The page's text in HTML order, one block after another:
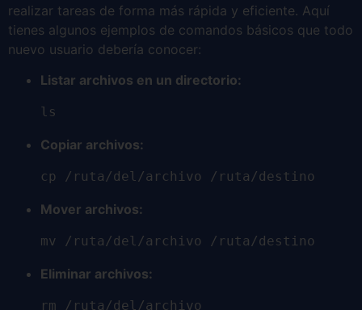
realizar tareas de forma más rápida y eficiente. Aquí
tienes algunos ejemplos de comandos básicos que todo
nuevo usuario debería conocer:
Listar archivos en un directorio:
ls
Copiar archivos:
cp /ruta/del/archivo /ruta/destino
Mover archivos:
mv /ruta/del/archivo /ruta/destino
Eliminar archivos:
rm /ruta/del/archivo